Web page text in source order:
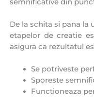
semnificative din
De la schita si pana la
etapelor de creatie
asigura ca rezultatul
Se potriveste
Sporeste
Functioneaza